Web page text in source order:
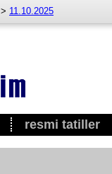
resmi tatiller
> 11.10.2025